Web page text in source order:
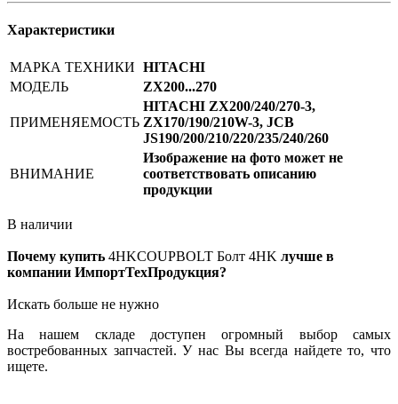
Характеристики
МАРКА ТЕХНИКИ HITACHI
МОДЕЛЬ
ZX200...270
ПРИМЕНЯЕМОСТЬ
HITACHI ZX200/240/270-3,
ZX170/190/210W-3, JCB
JS190/200/210/220/235/240/260
ВНИМАНИЕ
Изображение на фото может не
соответствовать описанию
продукции
В наличии
Почему купить 4HKCOUPBOLT Болт 4HK лучше в
компании ИмпортТехПродукция?
Искать больше не нужно
На нашем складе доступен огромный выбор самых
востребованных запчастей. У нас Вы всегда найдете то, что
ищете.